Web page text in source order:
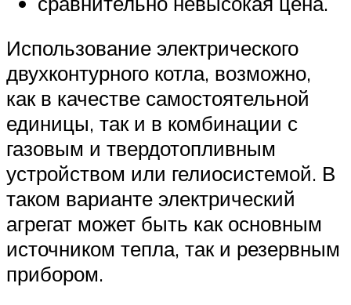
Использование электрического
двухконтурного котла, возможно,
как в качестве самостоятельной
единицы, так и в комбинации с
газовым и твердотопливным
устройством или гелиосистемой. В
таком варианте электрический
агрегат может быть как основным
источником тепла, так и резервным
прибором.